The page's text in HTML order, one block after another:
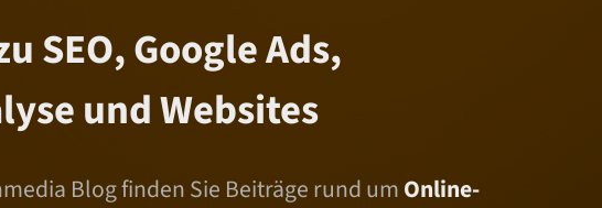
SEO, Google Ads,
und Websites
Blog finden Sie Beiträge rund umOnline-